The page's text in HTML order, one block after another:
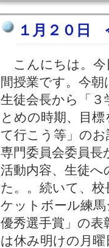
１月２０日
こんにちは。今
間授業です。今
生徒会長から「
とめの時期、目
て行こう等」の
専門委員会委員長
活動内容、生徒
た。。続いて、
ケットボール練
優秀選手賞」の
は休み明けの月